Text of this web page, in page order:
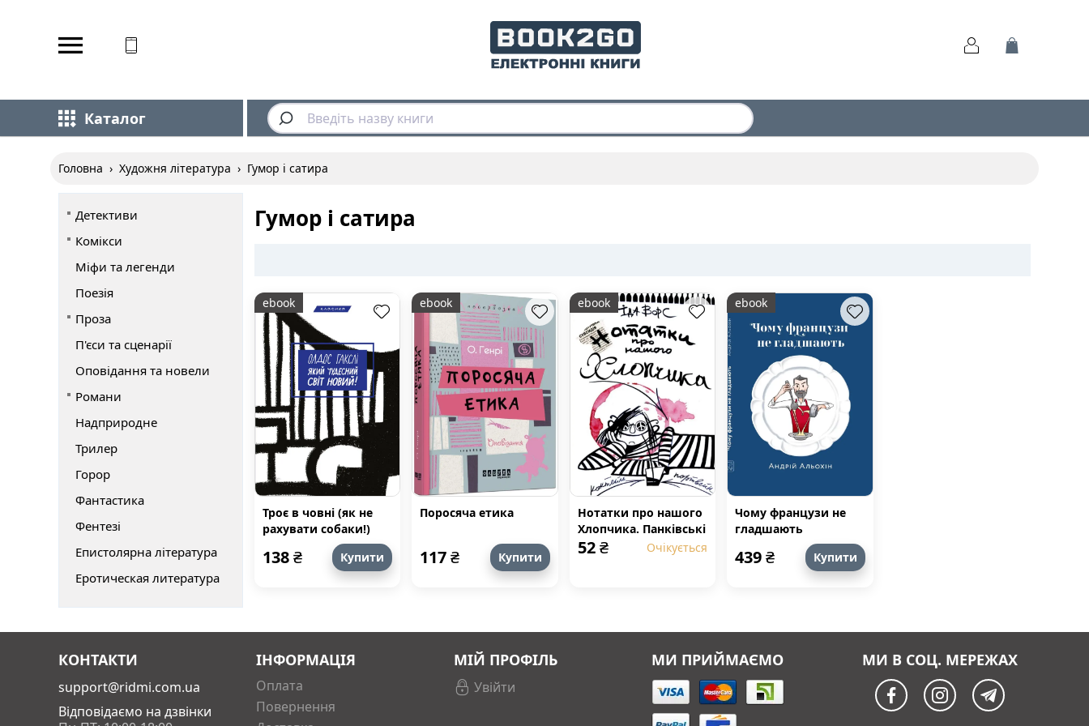
Каталог
Головна › Художня література › Гумор і сатира
Детективи
Комікси
Міфи та легенди
Поезія
Проза
П'єси та сценарії
Оповідання та новели
Романи
Надприродне
Трилер
Горор
Фантастика
Фентезі
Епистолярна література
Еротическая литература
Гумор і сатира
ebook
Троє в човні (як не
рахувати собаки!)
138₴ Купити
ebook
Поросяча етика
117₴ Купити
ebook
Нотатки про нашого
Хлопчика. Панківські
коани
52₴ Очікується
ebook
Чому французи не
гладшають
439₴ Купити
КОНТАКТИ
support@ridmi.com.ua
Відповідаємо на дзвінки
ІНФОРМАЦІЯ
Оплата
Повернення
МІЙ ПРОФІЛЬ
Увійти
МИ ПРИЙМАЄМО МИ В СОЦ. МЕРЕЖАХ